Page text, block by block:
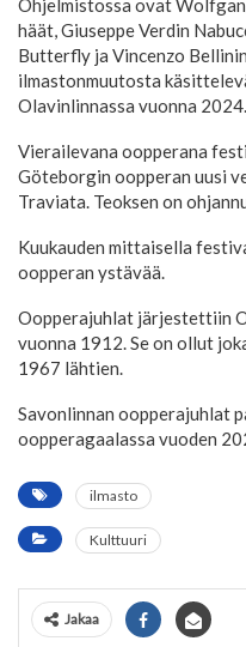
Ohjelmistossa ovat
häät, Giuseppe Verdin
Butterfly ja Vincenzo
ilmastonmuutosta
Olavinlinnassa vuonna 2024.
Vierailevana oopperana
Göteborgin oopperan uusi
Traviata. Teoksen on
Kuukauden mittaisella
oopperan ystävää.
Oopperajuhlat järjestettiin
vuonna 1912. Se on ollut
1967 lähtien.
Savonlinnan oopperajuhlat
oopperagaalassa vuoden
ilmasto
Kulttuuri
Jakaa